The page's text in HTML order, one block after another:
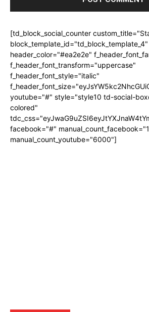
[td_block_social_counter
block_template_id="td_block_template_4"
header_color="#ea2e2e"
f_header_font_transform="uppercase"
f_header_font_style="italic"
youtube="#" style="style10 td-social-
colored"
facebook="#"
manual_count_youtube="6000"]